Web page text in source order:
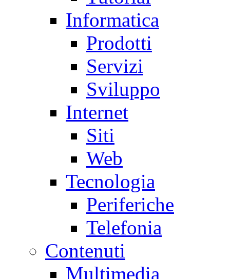
Informatica
Prodotti
Servizi
Sviluppo
Internet
Siti
Web
Tecnologia
Periferiche
Telefonia
Contenuti
Multimedia